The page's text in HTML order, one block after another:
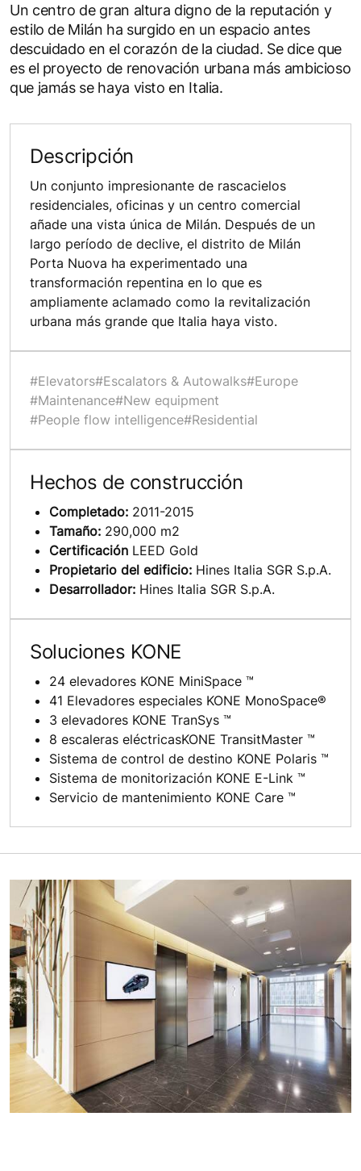
Un centro de gran altura digno de la reputación y
estilo de Milán ha surgido en un espacio antes
descuidado en el corazón de la ciudad. Se dice que
es el proyecto de renovación urbana más ambicioso
que jamás se haya visto en Italia.
Descripción
Un conjunto impresionante de rascacielos
residenciales, oficinas y un centro comercial
añade una vista única de Milán. Después de un
largo período de declive, el distrito de Milán
Porta Nuova ha experimentado una
transformación repentina en lo que es
ampliamente aclamado como la revitalización
urbana más grande que Italia haya visto.
#Elevators#Escalators & Autowalks#Europe
#Maintenance#New equipment
#People flow intelligence#Residential
Hechos de construcción
Completado: 2011-2015
Tamaño: 290,000 m2
Certificación LEED Gold
Propietario del edificio: Hines Italia SGR S.p.A.
Desarrollador: Hines Italia SGR S.p.A.
Soluciones KONE
24 elevadores KONE MiniSpace ™
41 Elevadores especiales KONE MonoSpace®
3 elevadores KONE TranSys ™
8 escaleras eléctricasKONE TransitMaster ™
Sistema de control de destino KONE Polaris ™
Sistema de monitorización KONE E-Link ™
Servicio de mantenimiento KONE Care ™